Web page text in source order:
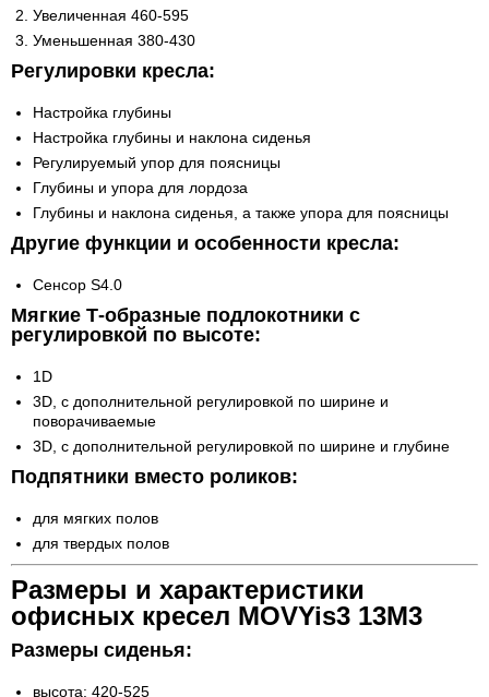
Увеличенная 460-595
Уменьшенная 380-430
Регулировки кресла:
Настройка глубины
Настройка глубины и наклона сиденья
Регулируемый упор для поясницы
Глубины и упора для лордоза
Глубины и наклона сиденья, а также упора для поясницы
Другие функции и особенности кресла:
Сенсор S4.0
Мягкие Т-образные подлокотники с
регулировкой по высоте:
1D
3D, с дополнительной регулировкой по ширине и
поворачиваемые
3D, с дополнительной регулировкой по ширине и глубине
Подпятники вместо роликов:
для мягких полов
для твердых полов
Размеры и характеристики
офисных кресел MOVYis3 13M3
Размеры сиденья:
высота: 420-525